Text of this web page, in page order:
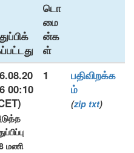
டொ
மை
ன்க
ள்
00:10
மணி
1
பதிவிறக்க
ம்
(zip txt)